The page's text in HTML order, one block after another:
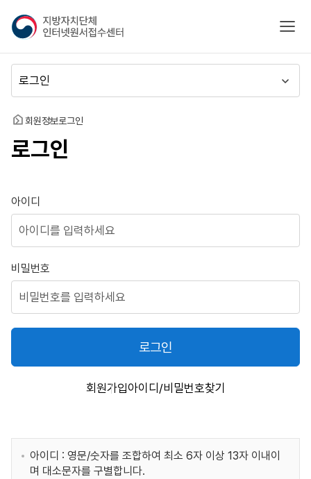
지
방
자
치
단
체
인
넷
접
수
센
모바
뉴
동
홈 회원정보로그인
로그인
로그인
아이디
비밀번호
로그인
회원가입아이디/비밀번호찾기
아이디 : 영문/숫자를 조합하여 최소 6자 이상 13자 이내이
며 대소문자를 구별합니다.